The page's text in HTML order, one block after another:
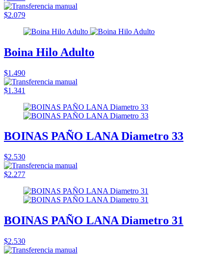
$2.079
Boina Hilo Adulto
$1.490
$1.341
BOINAS PAÑO LANA Diametro 33
$2.530
$2.277
BOINAS PAÑO LANA Diametro 31
$2.530